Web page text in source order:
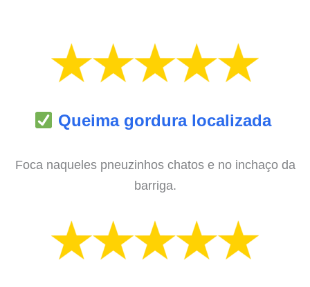
Queima gordura localizada
Foca naqueles pneuzinhos chatos e no inchaço da
barriga.